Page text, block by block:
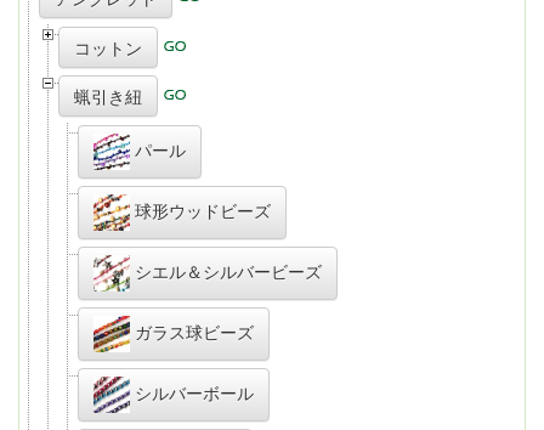
コットン
蝋引き紐
パール
球形ウッドビーズ
シエル＆シルバービーズ
ガラス球ビーズ
シルバーボール